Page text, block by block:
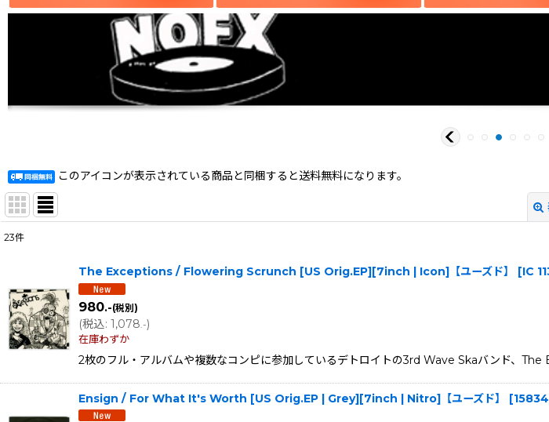
このアイコンが表示されている商品と同梱すると送料無料になります。
表示数:
在庫あり
23件
The Exceptions / Flowering Scrunch [US Orig.EP][7inch | Icon]【ユーズド】 [IC
980.-(税別)
(税込: 1,078 .-)
在庫わずか
2枚のフル・アルバムや複数なコンピに参加しているデトロイトの3rd Wave Skaバンド、
Ensign / For What It's Worth [US Orig.EP | Grey][7inch | Nitro]【ユーズド】 [15834